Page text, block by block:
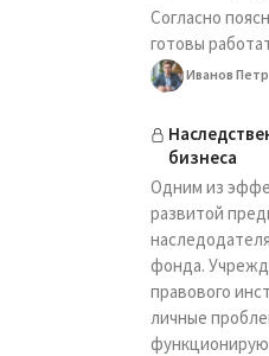
Согласно
готовы
Иванов Петр
бизнеса
Одним из
развитой
фонда.
правового
личные